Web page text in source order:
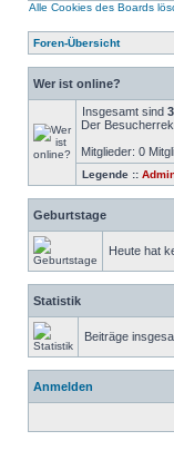
Alle Cookies des Boards
Foren-Übersicht
Wer ist online?
Insgesamt sind
Der
Mitglieder: 0
Legende ::
Geburtstage
Heute hat
Statistik
Beiträge
Anmelden